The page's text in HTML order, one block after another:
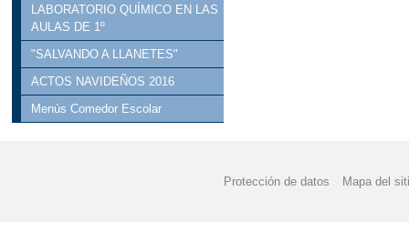
LABORATORIO QUÍMICO EN LAS
AULAS DE 1º
"SALVANDO A LLANETES"
ACTOS NAVIDEÑOS 2016
Menús Comedor Escolar
Protección de datos Mapa del